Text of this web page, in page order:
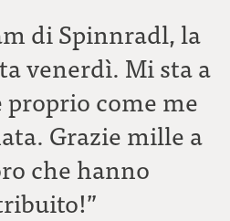
di Spinnradl, la
venerdì. Mi sta a
proprio come me
Grazie mille a
che hanno